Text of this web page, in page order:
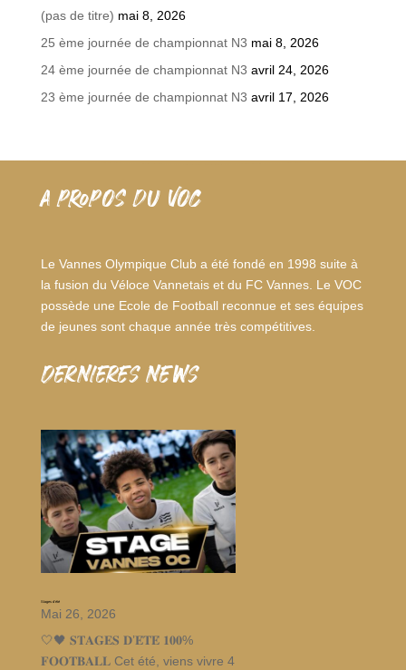
(pas de titre) mai 8, 2026
25 ème journée de championnat N3 mai 8, 2026
24 ème journée de championnat N3 avril 24, 2026
23 ème journée de championnat N3 avril 17, 2026
A PROPOS DU VOC
Le Vannes Olympique Club a été fondé en 1998 suite à
la fusion du Véloce Vannetais et du FC Vannes. Le VOC
possède une Ecole de Football reconnue et ses équipes
de jeunes sont chaque année très compétitives.
dernieres news
Stages d’été
Mai 26, 2026
🤍🖤 𝐒𝐓𝐀𝐆𝐄𝐒 𝐃’𝐄́𝐓𝐄́ 𝟏𝟎𝟎%
𝐅𝐎𝐎𝐓𝐁𝐀𝐋𝐋 Cet été, viens vivre 4